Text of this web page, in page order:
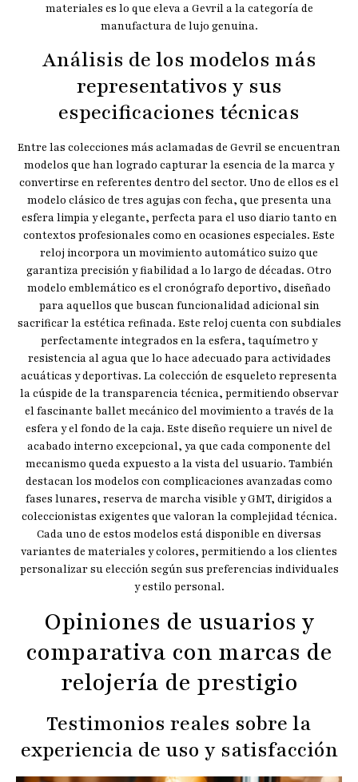
materiales es lo que eleva a Gevril a la categoría de
manufactura de lujo genuina.
Análisis de los modelos más
representativos y sus
especificaciones técnicas
Entre las colecciones más aclamadas de Gevril se encuentran
modelos que han logrado capturar la esencia de la marca y
convertirse en referentes dentro del sector. Uno de ellos es el
modelo clásico de tres agujas con fecha, que presenta una
esfera limpia y elegante, perfecta para el uso diario tanto en
contextos profesionales como en ocasiones especiales. Este
reloj incorpora un movimiento automático suizo que
garantiza precisión y fiabilidad a lo largo de décadas. Otro
modelo emblemático es el cronógrafo deportivo, diseñado
para aquellos que buscan funcionalidad adicional sin
sacrificar la estética refinada. Este reloj cuenta con subdiales
perfectamente integrados en la esfera, taquímetro y
resistencia al agua que lo hace adecuado para actividades
acuáticas y deportivas. La colección de esqueleto representa
la cúspide de la transparencia técnica, permitiendo observar
el fascinante ballet mecánico del movimiento a través de la
esfera y el fondo de la caja. Este diseño requiere un nivel de
acabado interno excepcional, ya que cada componente del
mecanismo queda expuesto a la vista del usuario. También
destacan los modelos con complicaciones avanzadas como
fases lunares, reserva de marcha visible y GMT, dirigidos a
coleccionistas exigentes que valoran la complejidad técnica.
Cada uno de estos modelos está disponible en diversas
variantes de materiales y colores, permitiendo a los clientes
personalizar su elección según sus preferencias individuales
y estilo personal.
Opiniones de usuarios y
comparativa con marcas de
relojería de prestigio
Testimonios reales sobre la
experiencia de uso y satisfacción